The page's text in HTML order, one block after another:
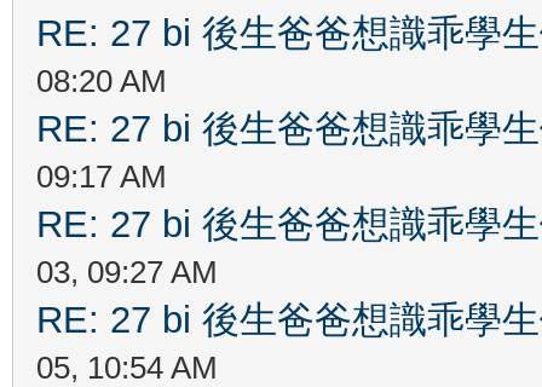
RE: 27 bi 後生爸爸想識乖學
08:20 AM
RE: 27 bi 後生爸爸想識乖學
09:17 AM
RE: 27 bi 後生爸爸想識乖學
03, 09:27 AM
RE: 27 bi 後生爸爸想識乖學
05, 10:54 AM